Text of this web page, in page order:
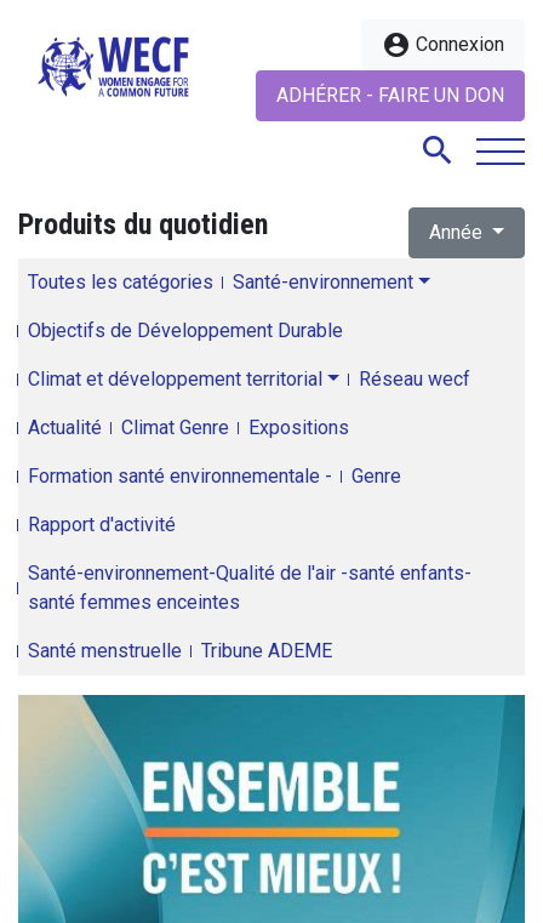
account_circle Connexion
ADHÉRER - FAIRE UN DON
search
Produits du quotidien Année
Toutes les catégories Santé-environnement
Objectifs de Développement Durable
Climat et développement territorial Réseau wecf
Actualité Climat Genre Expositions
Formation santé environnementale - Genre
Rapport d'activité
Santé-environnement-Qualité de l'air -santé enfants-
santé femmes enceintes
Santé menstruelle Tribune ADEME